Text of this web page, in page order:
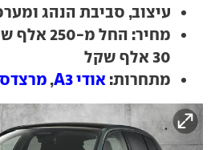
עיצוב, סביבת הנהג
מחיר: החל
30 אלף שקל
מתחרות: אודי A3 , מרצדס A קלאס